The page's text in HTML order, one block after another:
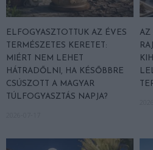
ELFOGYASZTOTTUK AZ ÉVES
TERMÉSZETES KERETET:
MIÉRT NEM LEHET
HÁTRADŐLNI, HA KÉSŐBBRE
CSÚSZOTT A MAGYAR
TÚLFOGYASZTÁS NAPJA?
AZ